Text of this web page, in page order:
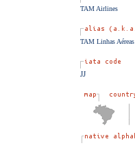
TAM Airlines
TAM Linhas Aéreas
JJ